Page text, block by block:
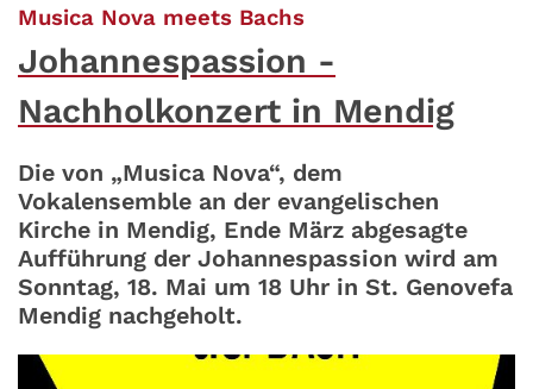
Musica Nova meets Bachs:
Johannespassion -
Nachholkonzert in Mendig
Die von „Musica Nova“, dem
Vokalensemble an der evangelischen
Kirche in Mendig, Ende März abgesagte
Aufführung der Johannespassion wird am
Sonntag, 18. Mai um 18 Uhr in St. Genovefa
Mendig nachgeholt.